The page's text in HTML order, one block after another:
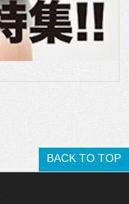
BACK TO TOP